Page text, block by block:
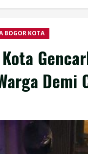
BOGOR KOTA
Demi